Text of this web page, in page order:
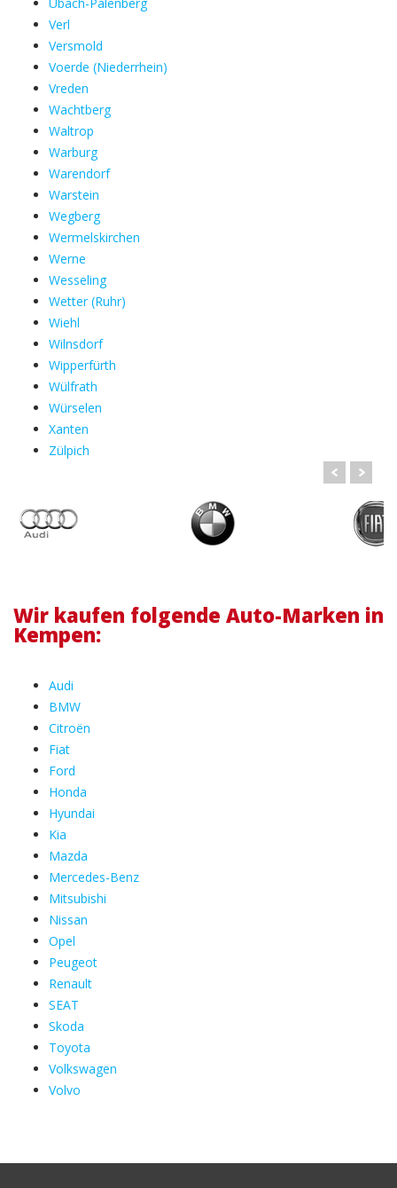
Verl
Versmold
Voerde (Niederrhein)
Vreden
Wachtberg
Waltrop
Warburg
Warendorf
Warstein
Wegberg
Wermelskirchen
Werne
Wesseling
Wetter (Ruhr)
Wiehl
Wilnsdorf
Wipperfürth
Wülfrath
Würselen
Xanten
Zülpich
Wir kaufen folgende Auto-Marken in
Kempen:
Audi
BMW
Citroën
Fiat
Ford
Honda
Hyundai
Kia
Mazda
Mercedes-Benz
Mitsubishi
Nissan
Opel
Peugeot
Renault
SEAT
Skoda
Toyota
Volkswagen
Volvo